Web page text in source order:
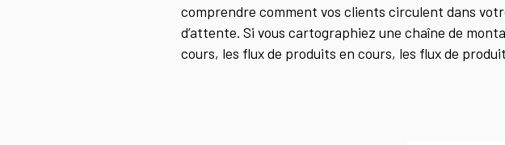
comprendre comment vos clients circulent dans
d’attente. Si vous cartographiez une chaîne de
cours, les flux de produits en cours, les flux de